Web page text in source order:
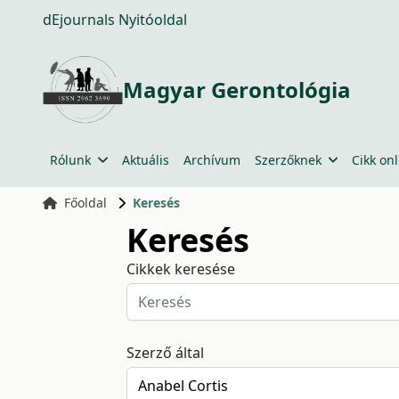
dEjournals Nyitóoldal
Magyar Gerontológia
Rólunk Aktuális Archívum Szerzőknek Cikk
Főoldal Keresés
Keresés
Cikkek keresése
Szerző által